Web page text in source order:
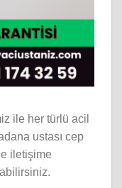
ile her türlü acil
ustası cep
iletişime